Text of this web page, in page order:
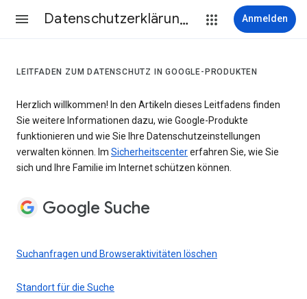
Datenschutzerklärung & Nutzungsbedingungen Anmelden
LEITFADEN ZUM DATENSCHUTZ IN GOOGLE-PRODUKTEN
Herzlich willkommen! In den Artikeln dieses Leitfadens finden
Sie weitere Informationen dazu, wie Google-Produkte
funktionieren und wie Sie Ihre Datenschutzeinstellungen
verwalten können. Im Sicherheitscentererfahren Sie, wie Sie
sich und Ihre Familie im Internet schützen können.
Google Suche
Suchanfragen und Browseraktivitäten löschen
Standort für die Suche